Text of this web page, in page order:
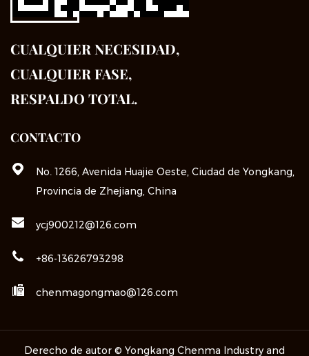
CUALQUIER NECESIDAD,
CUALQUIER FASE,
RESPALDO TOTAL.
CONTACTO
No. 1266, Avenida Huajie Oeste, Ciudad de Yongkang,
Provincia de Zhejiang, China
ycj900212@126.com
+86-13626793298
chenmagongmao@126.com
Derecho de autor © Yongkang Chenma Industry and